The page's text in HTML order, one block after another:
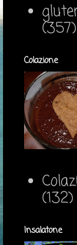
(357)
Colazione
(132)
Insalatone